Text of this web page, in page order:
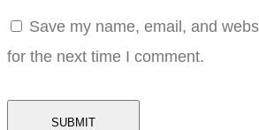
Save my name, email, and
for the next time I comment.